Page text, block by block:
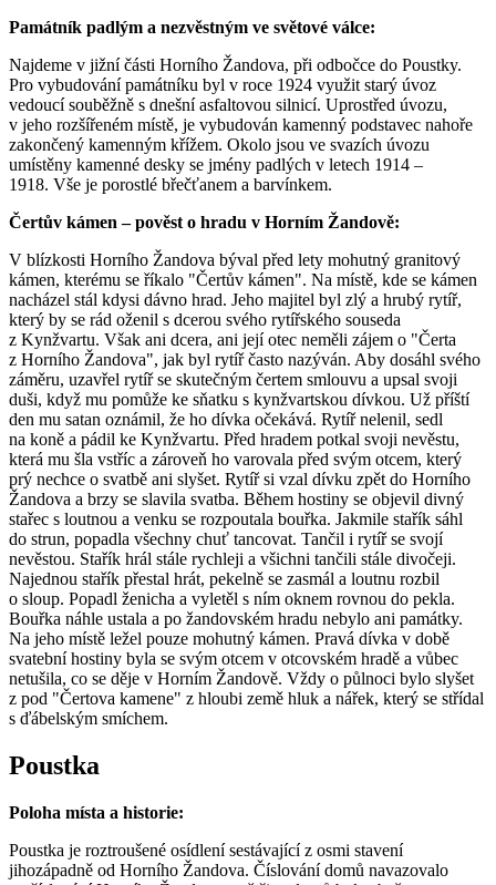
Památník padlým a nezvěstným ve světové válce:
Najdeme v jižní části Horního Žandova, při odbočce do Poustky.
Pro vybudování památníku byl v roce 1924 využit starý úvoz
vedoucí souběžně s dnešní asfaltovou silnicí. Uprostřed úvozu,
v jeho rozšířeném místě, je vybudován kamenný podstavec nahoře
zakončený kamenným křížem. Okolo jsou ve svazích úvozu
umístěny kamenné desky se jmény padlých v letech 1914 –
1918. Vše je porostlé břečťanem a barvínkem.
Čertův kámen – pověst o hradu v Horním Žandově:
V blízkosti Horního Žandova býval před lety mohutný granitový
kámen, kterému se říkalo "Čertův kámen". Na místě, kde se kámen
nacházel stál kdysi dávno hrad. Jeho majitel byl zlý a hrubý rytíř,
který by se rád oženil s dcerou svého rytířského souseda
z Kynžvartu. Však ani dcera, ani její otec neměli zájem o "Čerta
z Horního Žandova", jak byl rytíř často nazýván. Aby dosáhl svého
záměru, uzavřel rytíř se skutečným čertem smlouvu a upsal svoji
duši, když mu pomůže ke sňatku s kynžvartskou dívkou. Už příští
den mu satan oznámil, že ho dívka očekává. Rytíř nelenil, sedl
na koně a pádil ke Kynžvartu. Před hradem potkal svoji nevěstu,
která mu šla vstříc a zároveň ho varovala před svým otcem, který
prý nechce o svatbě ani slyšet. Rytíř si vzal dívku zpět do Horního
Žandova a brzy se slavila svatba. Během hostiny se objevil divný
stařec s loutnou a venku se rozpoutala bouřka. Jakmile stařík sáhl
do strun, popadla všechny chuť tancovat. Tančil i rytíř se svojí
nevěstou. Stařík hrál stále rychleji a všichni tančili stále divočeji.
Najednou stařík přestal hrát, pekelně se zasmál a loutnu rozbil
o sloup. Popadl ženicha a vyletěl s ním oknem rovnou do pekla.
Bouřka náhle ustala a po žandovském hradu nebylo ani památky.
Na jeho místě ležel pouze mohutný kámen. Pravá dívka v době
svatební hostiny byla se svým otcem v otcovském hradě a vůbec
netušila, co se děje v Horním Žandově. Vždy o půlnoci bylo slyšet
z pod "Čertova kamene" z hloubi země hluk a nářek, který se střídal
s ďábelským smíchem.
Poustka
Poloha místa a historie:
Poustka je roztroušené osídlení sestávající z osmi stavení
jihozápadně od Horního Žandova. Číslování domů navazovalo